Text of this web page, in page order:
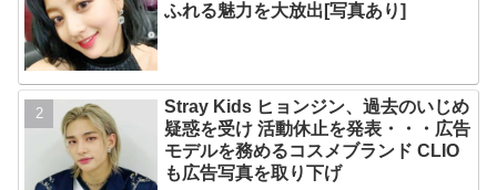
ふれる魅力を大放出[写真あり]
Stray Kids ヒョンジン、過去のいじめ
疑惑を受け 活動休止を発表・・・広告
モデルを務めるコスメブランド CLIO
も広告写真を取り下げ